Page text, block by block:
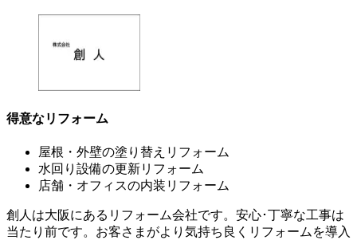
得意なリフォーム
屋根・外壁の塗り替えリフォーム
水回り設備の更新リフォーム
店舗・オフィスの内装リフォーム
創人は大阪にあるリフォーム会社です。安心･丁寧な工事は
当たり前です。お客さまがより気持ち良くリフォームを導入